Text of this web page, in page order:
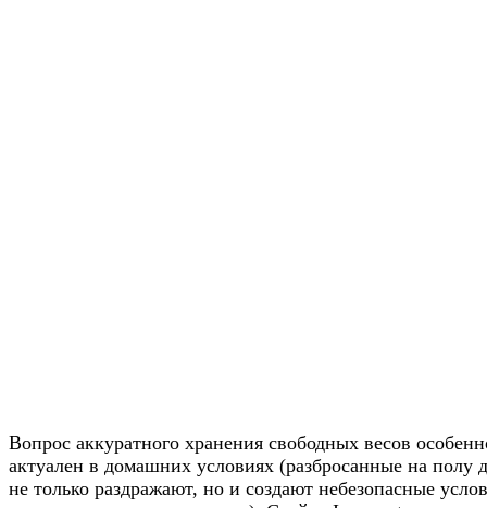
Вопрос аккуратного хранения свободных весов
актуален в домашних условиях (разбросанные на полу
не только раздражают, но и создают небезопасные